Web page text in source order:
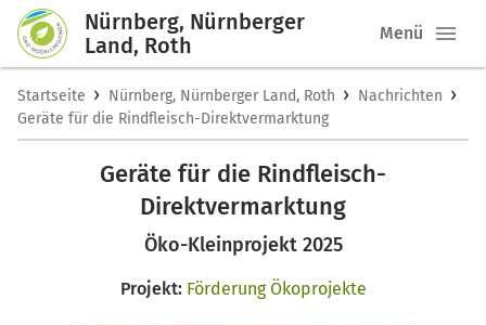
Nürnberg, Nürnberger
Land, Roth
Menü
Startseite › Nürnberg, Nürnberger Land, Roth › Nachrichten ›
Geräte für die Rindfleisch-Direktvermarktung
Geräte für die Rindfleisch-
Direktvermarktung
Öko-Kleinprojekt 2025
Projekt: Förderung Ökoprojekte